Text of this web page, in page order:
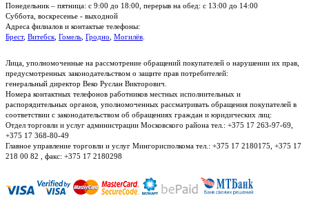
Понедельник – пятница: с 9:00 до 18:00, перерыв на обед: с 13:00 до 14:00
Суббота, воскресенье - выходной
Адреса филиалов и контактые телефоны:
Брест, Витебск Гомель Гродно Могилёв
Лица, уполномоченные на рассмотрение обращений покупателей о нарушении их прав,
предусмотренных законодательством о защите прав потребителей:
генеральный директор Веко Руслан Викторович.
Номера контактных телефонов работников местных исполнительных и
распорядительных органов, уполномоченных рассматривать обращения покупателей в
соответствии с законодательством об обращениях граждан и юридических лиц:
Отдел торговли и услуг администрации Московского района тел.: +375 17 263-97-69,
+375 17 368-80-49
Главное управление торговли и услуг Мингорисполкома тел.: +375 17 2180175, +375 17
218 00 82 , факс: +375 17 2180298